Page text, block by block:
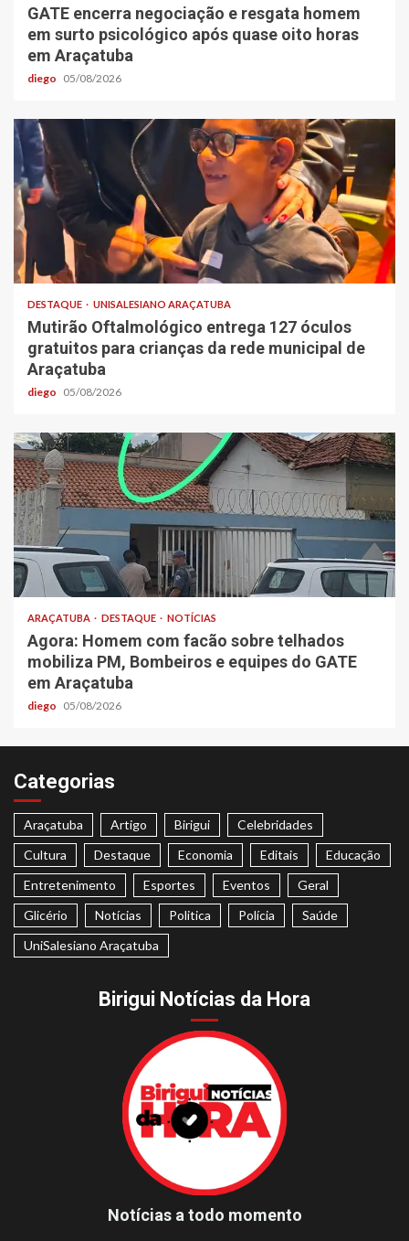
GATE encerra negociação e resgata homem
em surto psicológico após quase oito horas
em Araçatuba
diego 05/08/2026
DESTAQUE UNISALESIANO ARAÇATUBA
Mutirão Oftalmológico entrega 127 óculos
gratuitos para crianças da rede municipal de
Araçatuba
diego 05/08/2026
ARAÇATUBA DESTAQUE NOTÍCIAS
Agora: Homem com facão sobre telhados
mobiliza PM, Bombeiros e equipes do GATE
em Araçatuba
diego 05/08/2026
Categorias
Araçatuba Artigo Birigui
Celebridades
Cultura
Destaque Economia Editais
Educação
Entretenimento
Esportes Eventos
Geral
Glicério
Notícias Politica Polícia
Saúde
UniSalesiano Araçatuba
Birigui Notícias da Hora
Notícias a todo momento